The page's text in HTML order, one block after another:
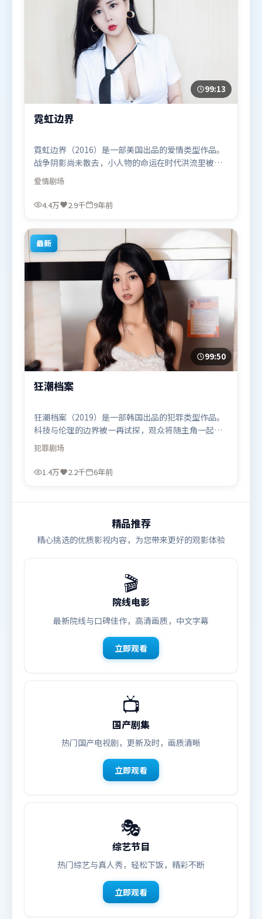
99:13
霓虹边界
霓虹边界（2016）是一部美国出品的爱情类型作品。
战争阴影尚未散去，小人物的命运在时代洪流里被轻
轻托起又放下。叙事线索多线并进，最终在关键节点
收束。由徐克执导，迪皮卡·帕度柯妮、苍井优、弗
洛伦丝·皮尤，刘德华、张家辉等联袂出演。影片于
喜欢爱情题材的观众观看。
爱情剧场
4.4万 2.9千 9年前
最新
99:50
狂潮档案
狂潮档案（2019）是一部韩国出品的犯罪类型作品。
科技与伦理的边界被一再试探，观众将随主角一起经
历道德震荡。视听风格统一而富有实验感，配乐与画
面情绪贴合。由郭帆执导，长泽雅美、马东锡、王景
春，河正宇等联袂出演。影片于2019年12月14日（韩
犯罪剧场
1.4万 2.2千 6年前
精品推荐
精心挑选的优质影视内容，为您带来更好的观影体验
🎬
院线电影
最新院线与口碑佳作，高清画质，中文字幕
立即观看
📺
国产剧集
热门国产电视剧，更新及时，画质清晰
立即观看
🎭
综艺节目
热门综艺与真人秀，轻松下饭，精彩不断
立即观看